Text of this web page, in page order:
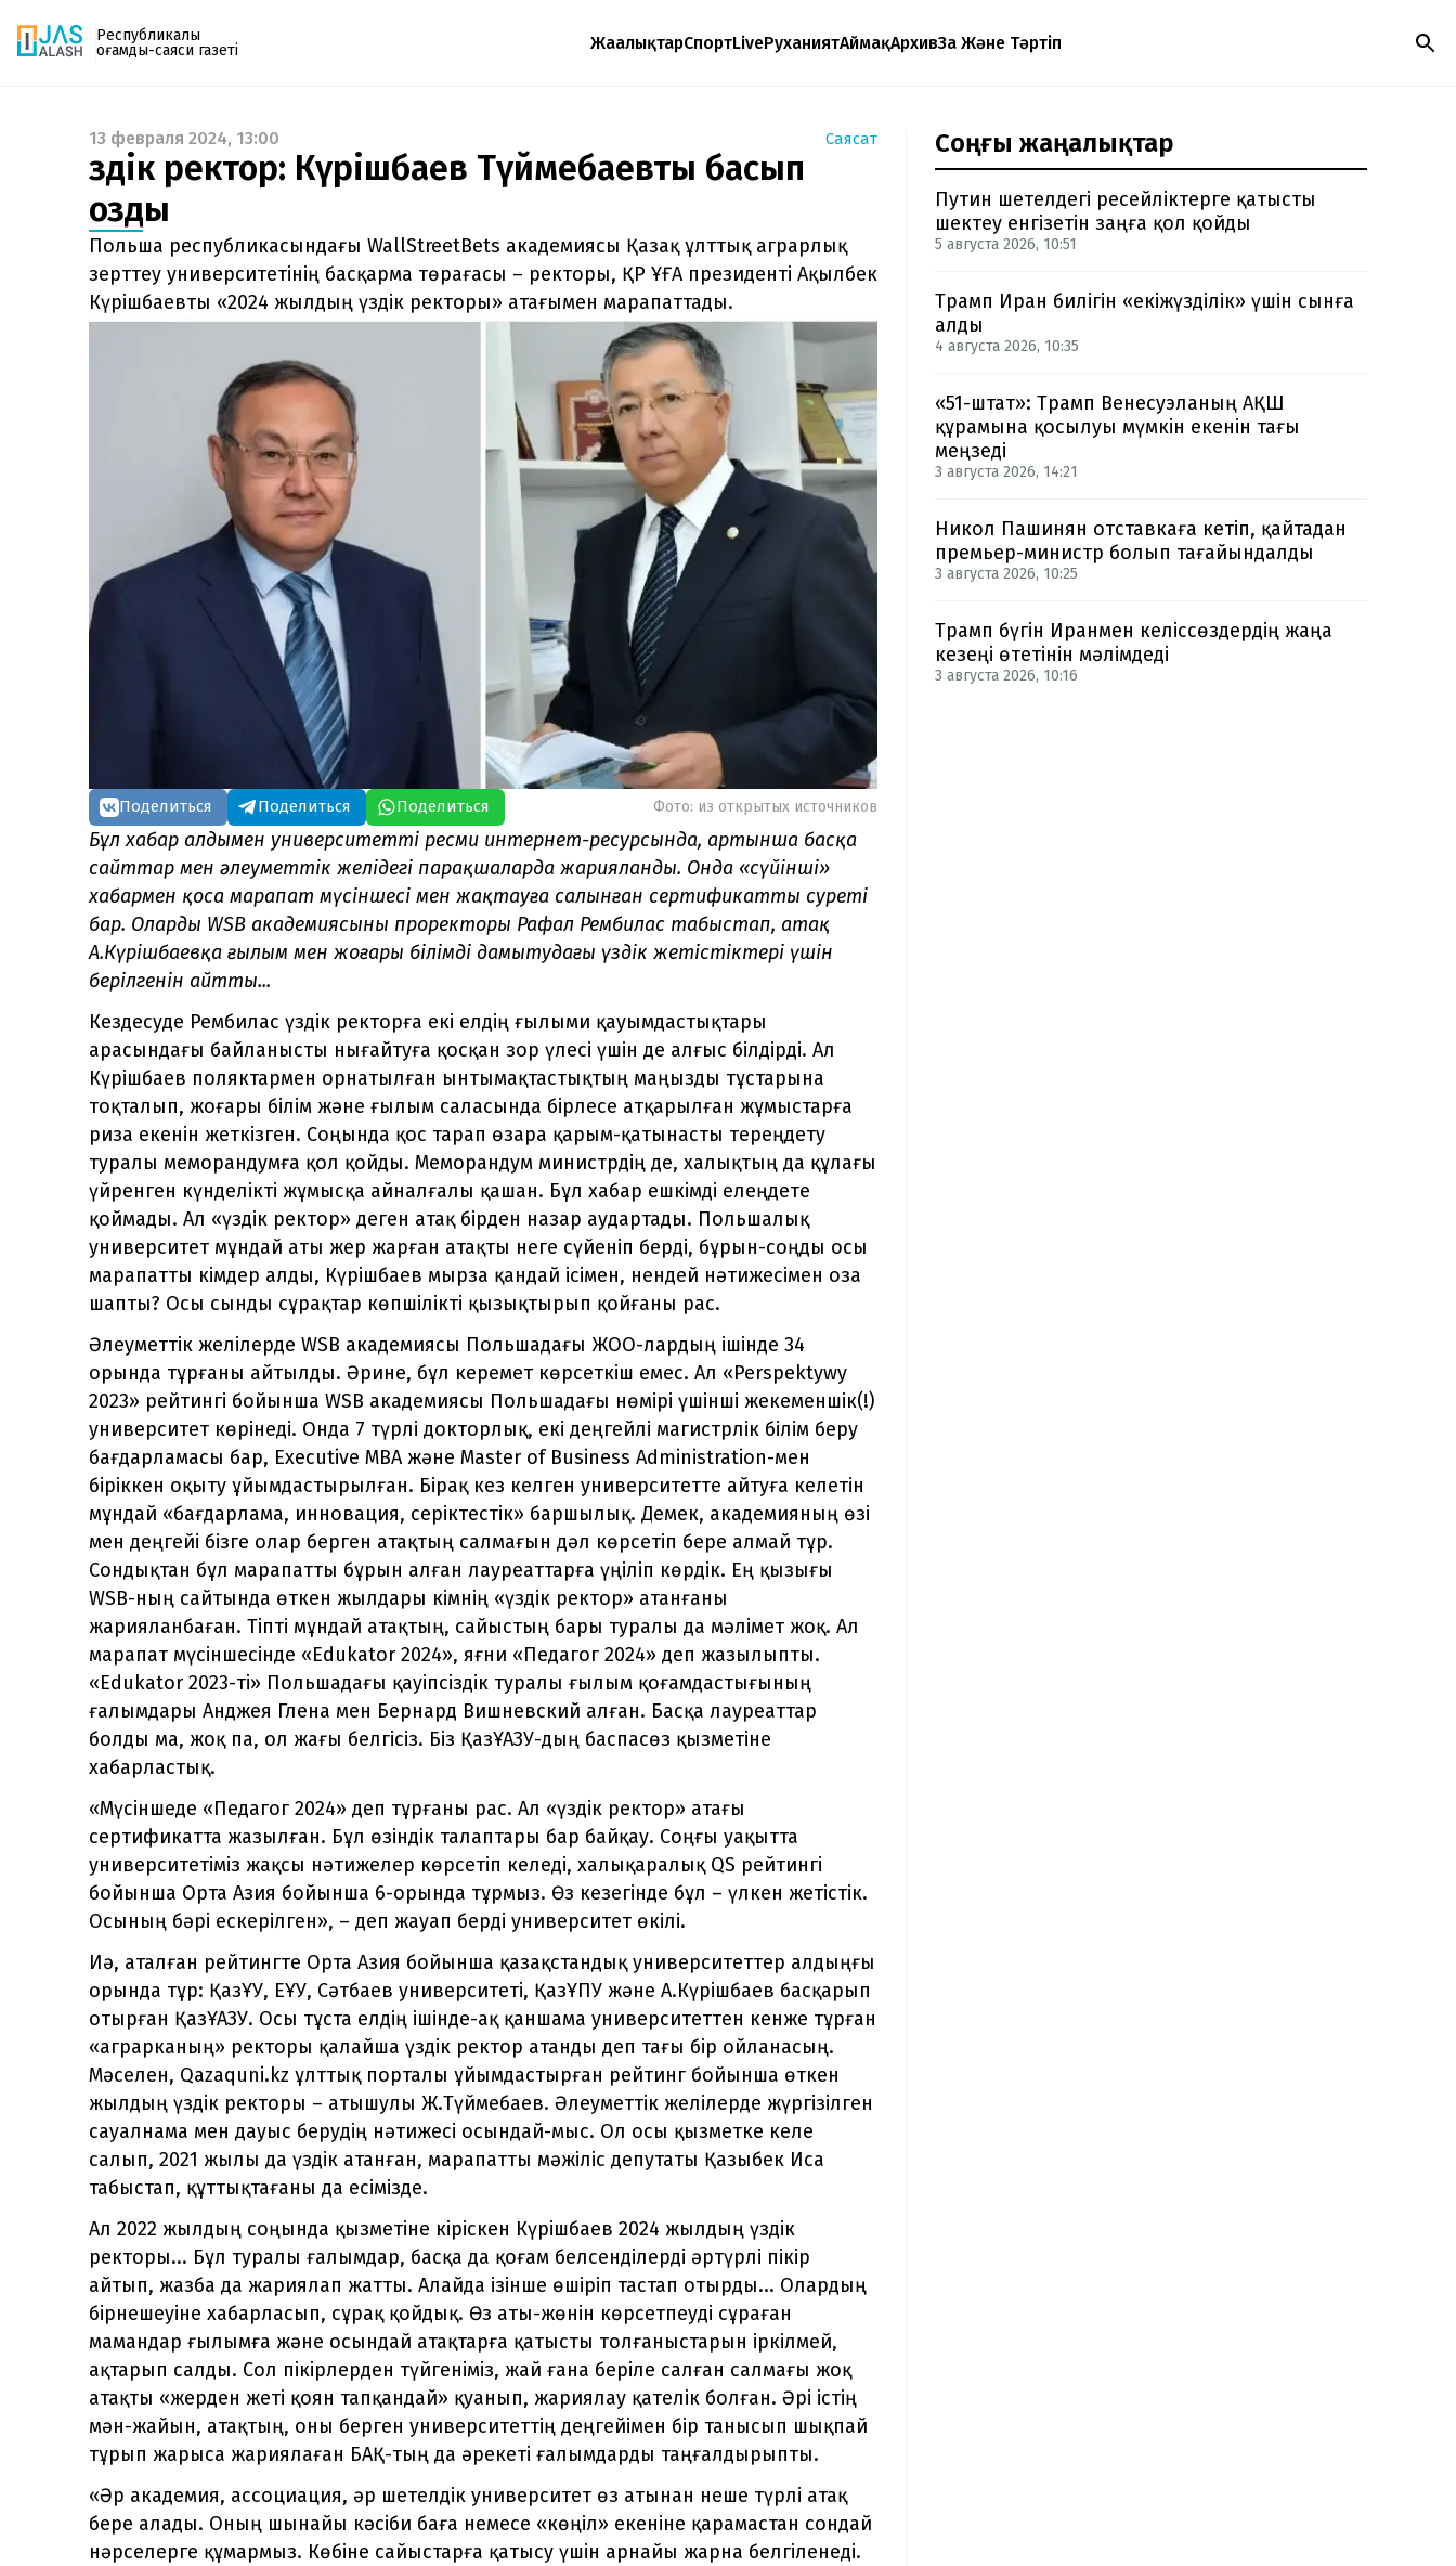
Республикалық
қоғамдық-саяси газеті
ЖаңалықтарСпортLiveРуханиятАймақАрхивЗаң Және Тәртіп
Газетке жазылу
PDF форматтағы газетті ай сайын электронды
поштаңызға алып отырыңыз. Жаңа нөмір
шыққан сәтте сізге бірден жіберіледі. Тек email
енгізіңіз, біз қалғанын өзіміз жібереміз.
13 февраля 2024, 13:00 Саясат
Үздік ректор: Күрішбаев Түймебаевты басып
озды
Польша республикасындағы WallStreetBets академиясы Қазақ ұлттық аграрлық
зерттеу университетінің басқарма төрағасы – ректоры, ҚР ҰҒА президенті Ақылбек
Күрішбаевты «2024 жылдың үздік ректоры» атағымен марапаттады.
Поделиться Поделиться Поделиться Фото: из открытых источников
Бұл хабар алдымен университеттің ресми интернет-ресурсында, артынша басқа
сайттар мен әлеуметтік желідегі парақшаларда жарияланды. Онда «сүйінші»
хабармен қоса марапат мүсіншесі мен жақтауға салынған сертификаттың суреті
бар. Оларды WSB академиясының проректоры Рафал Рембилас табыстап, атақ
А.Күрішбаевқа ғылым мен жоғары білімді дамытудағы үздік жетістіктері үшін
берілгенін айтты...
Кездесуде Рембилас үздік ректорға екі елдің ғылыми қауымдастықтары
арасындағы байланысты нығайтуға қосқан зор үлесі үшін де алғыс білдірді. Ал
Күрішбаев поляктармен орнатылған ынтымақтастықтың маңызды тұстарына
тоқталып, жоғары білім және ғылым саласында бірлесе атқарылған жұмыстарға
риза екенін жеткізген. Соңында қос тарап өзара қарым-қатынасты тереңдету
туралы меморандумға қол қойды. Меморандум министрдің де, халықтың да құлағы
үйренген күнделікті жұмысқа айналғалы қашан. Бұл хабар ешкімді елеңдете
қоймады. Ал «үздік ректор» деген атақ бірден назар аудартады. Польшалық
университет мұндай аты жер жарған атақты неге сүйеніп берді, бұрын-соңды осы
марапатты кімдер алды, Күрішбаев мырза қандай ісімен, нендей нәтижесімен оза
шапты? Осы сынды сұрақтар көпшілікті қызықтырып қойғаны рас.
Әлеуметтік желілерде WSB академиясы Польшадағы ЖОО-лардың ішінде 34
орында тұрғаны айтылды. Әрине, бұл керемет көрсеткіш емес. Ал «Perspektywy
2023» рейтингі бойынша WSB академиясы Польшадағы нөмірі үшінші жекеменшік(!)
университет көрінеді. Онда 7 түрлі докторлық, екі деңгейлі магистрлік білім беру
бағдарламасы бар, Executive MBA және Master of Business Administration-мен
біріккен оқыту ұйымдастырылған. Бірақ кез келген университетте айтуға келетін
мұндай «бағдарлама, инновация, серіктестік» баршылық. Демек, академияның өзі
мен деңгейі бізге олар берген атақтың салмағын дәл көрсетіп бере алмай тұр.
Сондықтан бұл марапатты бұрын алған лауреаттарға үңіліп көрдік. Ең қызығы
WSB-ның сайтында өткен жылдары кімнің «үздік ректор» атанғаны
жарияланбаған. Тіпті мұндай атақтың, сайыстың бары туралы да мәлімет жоқ. Ал
марапат мүсіншесінде «Еdukator 2024», яғни «Педагог 2024» деп жазылыпты.
«Еdukator 2023-ті» Польшадағы қауіпсіздік туралы ғылым қоғамдастығының
ғалымдары Анджея Глена мен Бернард Вишневский алған. Басқа лауреаттар
болды ма, жоқ па, ол жағы белгісіз. Біз ҚазҰАЗУ-дың баспасөз қызметіне
хабарластық.
«Мүсіншеде «Педагог 2024» деп тұрғаны рас. Ал «үздік ректор» атағы
сертификатта жазылған. Бұл өзіндік талаптары бар байқау. Соңғы уақытта
университетіміз жақсы нәтижелер көрсетіп келеді, халықаралық QS рейтингі
бойынша Орта Азия бойынша 6-орында тұрмыз. Өз кезегінде бұл – үлкен жетістік.
Осының бәрі ескерілген», – деп жауап берді университет өкілі.
Иә, аталған рейтингте Орта Азия бойынша қазақстандық университеттер алдыңғы
орында тұр: ҚазҰУ, ЕҰУ, Сәтбаев университеті, ҚазҰПУ және А.Күрішбаев басқарып
отырған ҚазҰАЗУ. Осы тұста елдің ішінде-ақ қаншама университеттен кенже тұрған
«аграрканың» ректоры қалайша үздік ректор атанды деп тағы бір ойланасың.
Мәселен, Qazaquni.kz ұлттық порталы ұйымдастырған рейтинг бойынша өткен
жылдың үздік ректоры – атышулы Ж.Түймебаев. Әлеуметтік желілерде жүргізілген
сауалнама мен дауыс берудің нәтижесі осындай-мыс. Ол осы қызметке келе
салып, 2021 жылы да үздік атанған, марапатты мәжіліс депутаты Қазыбек Иса
табыстап, құттықтағаны да есімізде.
Ал 2022 жылдың соңында қызметіне кіріскен Күрішбаев 2024 жылдың үздік
ректоры... Бұл туралы ғалымдар, басқа да қоғам белсенділерді әртүрлі пікір
айтып, жазба да жариялап жатты. Алайда ізінше өшіріп тастап отырды... Олардың
бірнешеуіне хабарласып, сұрақ қойдық. Өз аты-жөнін көрсетпеуді сұраған
мамандар ғылымға және осындай атақтарға қатысты толғаныстарын іркілмей,
ақтарып салды. Сол пікірлерден түйгеніміз, жай ғана беріле салған салмағы жоқ
атақты «жерден жеті қоян тапқандай» қуанып, жариялау қателік болған. Әрі істің
мән-жайын, атақтың, оны берген университеттің деңгейімен бір танысып шықпай
тұрып жарыса жариялаған БАҚ-тың да әрекеті ғалымдарды таңғалдырыпты.
«Әр академия, ассоциация, әр шетелдік университет өз атынан неше түрлі атақ
бере алады. Оның шынайы кәсіби баға немесе «көңіл» екеніне қарамастан сондай
нәрселерге құмармыз. Көбіне сайыстарға қатысу үшін арнайы жарна белгіленеді.
Соңғы жаңалықтар
Путин шетелдегі ресейліктерге қатысты
шектеу енгізетін заңға қол қойды
5 августа 2026, 10:51
Трамп Иран билігін «екіжүзділік» үшін сынға
алды
4 августа 2026, 10:35
«51-штат»: Трамп Венесуэланың АҚШ
құрамына қосылуы мүмкін екенін тағы
меңзеді
3 августа 2026, 14:21
Никол Пашинян отставкаға кетіп, қайтадан
премьер-министр болып тағайындалды
3 августа 2026, 10:25
Трамп бүгін Иранмен келіссөздердің жаңа
кезеңі өтетінін мәлімдеді
3 августа 2026, 10:16